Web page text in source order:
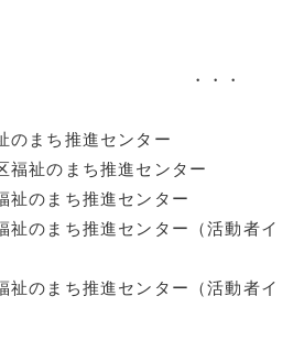
の紹介 ・・・
まち推進センター
祉のまち推進センター
のまち推進センター
のまち推進センター（活動者イ
のまち推進センター（活動者イ